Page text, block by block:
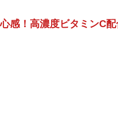
感！高濃度ビタミンC